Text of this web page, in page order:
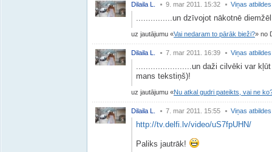
Dilaila L. 9. mar 2011. 15:32 Viņas atbildes
...............un dzīvojot nākotnē
uz jautājumu Vai nedaram to pārāk bieži? no
Dilaila L. 7. mar 2011. 16:39 Viņas atbildes
.......................un daži cilvēki var
mans tekstiņš)!
uz jautājumu Nu atkal gudri pateikts, vai ne
Dilaila L. 7. mar 2011. 15:55 Viņas atbildes
http://tv.delfi.lv/video/uS7fpUHN/
Paliks jautrāk!